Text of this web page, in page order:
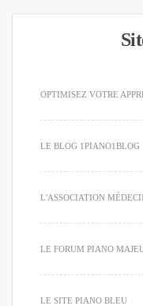
OPTIMISEZ VOTRE
LE BLOG 1PIANO1BLOG
L'ASSOCIATION
LE FORUM PIANO
LE SITE PIANO BLEU